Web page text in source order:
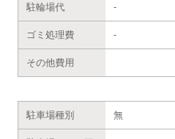
駐輪場代 -
ゴミ処理費 -
その他費用
駐車場種別 無